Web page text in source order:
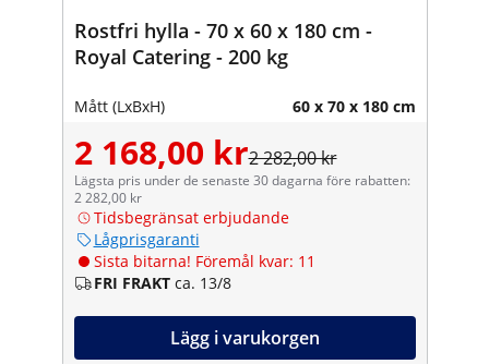
Rostfri hylla - 70 x 60 x 180 cm -
Royal Catering - 200 kg
Mått (LxBxH) 60 x 70 x 180 cm
2 168,00 kr2 282,00 kr
Lägsta pris under de senaste 30 dagarna före rabatten:
2 282,00 kr
Tidsbegränsat erbjudande
Lågprisgaranti
Sista bitarna! Föremål kvar: 11
FRI FRAKT ca. 13/8
Lägg i varukorgen